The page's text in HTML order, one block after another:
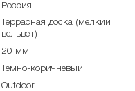
Россия
Террасная доска (мелкий
вельвет)
20 мм
Темно-коричневый
Outdoor